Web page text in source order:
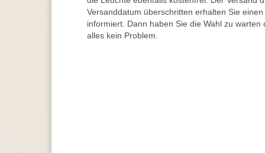
Versanddatum überschritten erhalten Sie
informiert. Dann haben Sie die Wahl zu
alles kein Problem.